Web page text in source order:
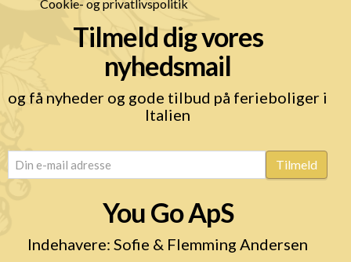
Cookie- og privatlivspolitik
Tilmeld dig vores
nyhedsmail
og få nyheder og gode tilbud på ferieboliger i
Italien
email (Påkrævet) Tilmeld
You Go ApS
Indehavere: Sofie & Flemming Andersen